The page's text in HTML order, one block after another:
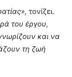
τονίζει.
του έργου,
και να
τη ζωή